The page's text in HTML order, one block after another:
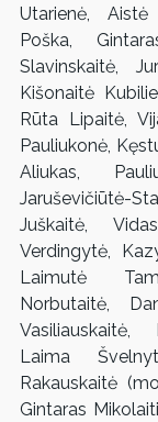
Utarienė,
Poška,
Slavinskaitė,
Kišonaitė
Rūta Lipaitė,
Pauliukonė,
Aliukas,
Jaruševičiūtė-
Juškaitė,
Verdingytė,
Laimutė
Norbutaitė,
Vasiliauskaitė,
Laima
Rakauskaitė
Gintaras